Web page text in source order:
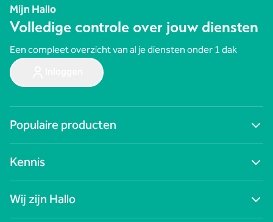
Mijn Hallo
Volledige controle over jouw diensten
Een compleet overzicht van al je diensten onder 1 dak
Populaire producten
Digitale werkplek
Cybersecurity
Zakelijk internet
Netwerken
Kennis
Nieuws
Succesverhalen
Wij zijn Hallo